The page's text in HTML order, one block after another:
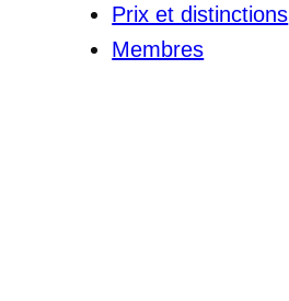
Prix et distinctions
Membres